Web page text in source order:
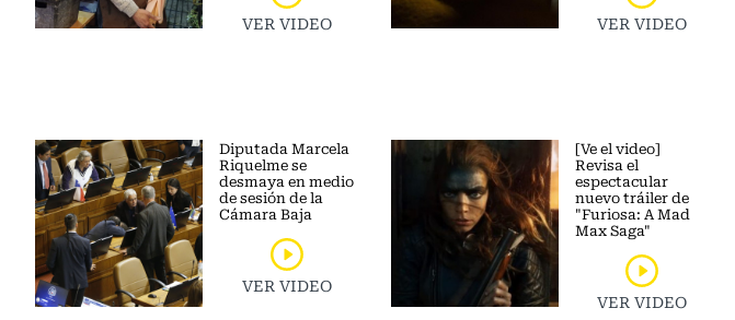
VER VIDEO VER VIDEO
Diputada Marcela
Riquelme se
desmaya en medio
de sesión de la
Cámara Baja
VER VIDEO
[Ve el video]
Revisa el
espectacular
nuevo tráiler de
"Furiosa: A Mad
Max Saga"
VER VIDEO